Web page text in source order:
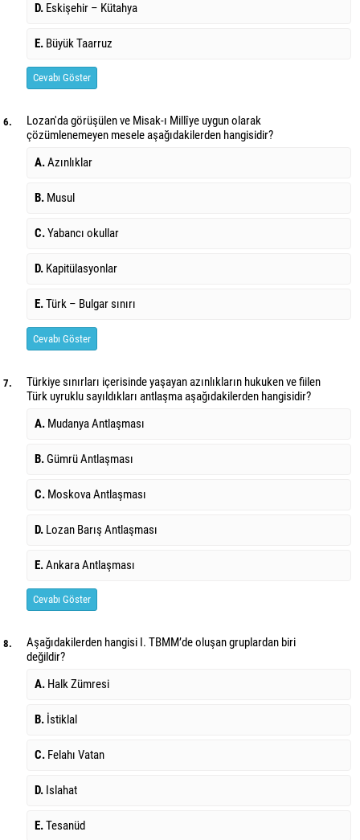
D. Eskişehir – Kütahya
E. Büyük Taarruz
Cevabı Göster
6.
Lozan'da görüşülen ve Misak-ı Millîye uygun olarak
çözümlenemeyen meseleaşağıdakilerden hangisidir?
A.Azınlıklar
B. Musul
C.Yabancı okullar
D. Kapitülasyonlar
E.Türk – Bulgar sınırı
Cevabı Göster
7.
Türkiye sınırları içerisinde yaşayan azınlıkların hukuken ve fiilen
Türk uyruklusayıldıkları antlaşma aşağıdakilerden hangisidir?
A. Mudanya Antlaşması
B.Gümrü Antlaşması
C. Moskova Antlaşması
D. Lozan Barış Antlaşması
E.Ankara Antlaşması
Cevabı Göster
8.
Aşağıdakilerden hangisi I. TBMM’de oluşan gruplardan biri
değildir?
A. Halk Zümresi
B. İstiklal
C. Felahı Vatan
D. Islahat
E.Tesanüd